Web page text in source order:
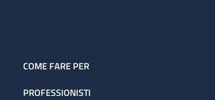
COME FARE PER
PROFESSIONISTI